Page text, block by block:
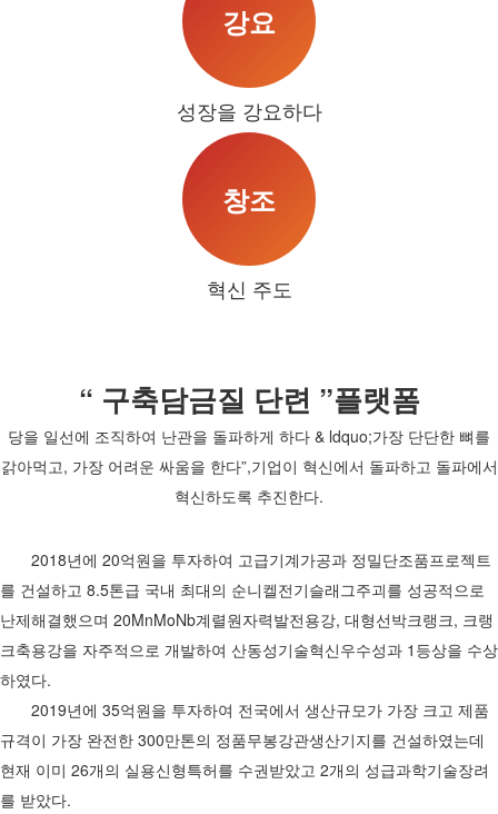
강요
성장을 강요하다
창조
혁신 주도
“ 구축담금질 단련 ”플랫폼
당을 일선에 조직하여 난관을 돌파하게 하다 & ldquo;가장 단단한 뼈를
갉아먹고, 가장 어려운 싸움을 한다”,기업이 혁신에서 돌파하고 돌파에서
혁신하도록 추진한다.
2018년에 20억원을 투자하여 고급기계가공과 정밀단조품프로젝트
를 건설하고 8.5톤급 국내 최대의 순니켈전기슬래그주괴를 성공적으로
난제해결했으며 20MnMoNb계렬원자력발전용강, 대형선박크랭크, 크랭
크축용강을 자주적으로 개발하여 산동성기술혁신우수성과 1등상을 수상
하였다.
2019년에 35억원을 투자하여 전국에서 생산규모가 가장 크고 제품
규격이 가장 완전한 300만톤의 정품무봉강관생산기지를 건설하였는데
현재 이미 26개의 실용신형특허를 수권받았고 2개의 성급과학기술장려
를 받았다.